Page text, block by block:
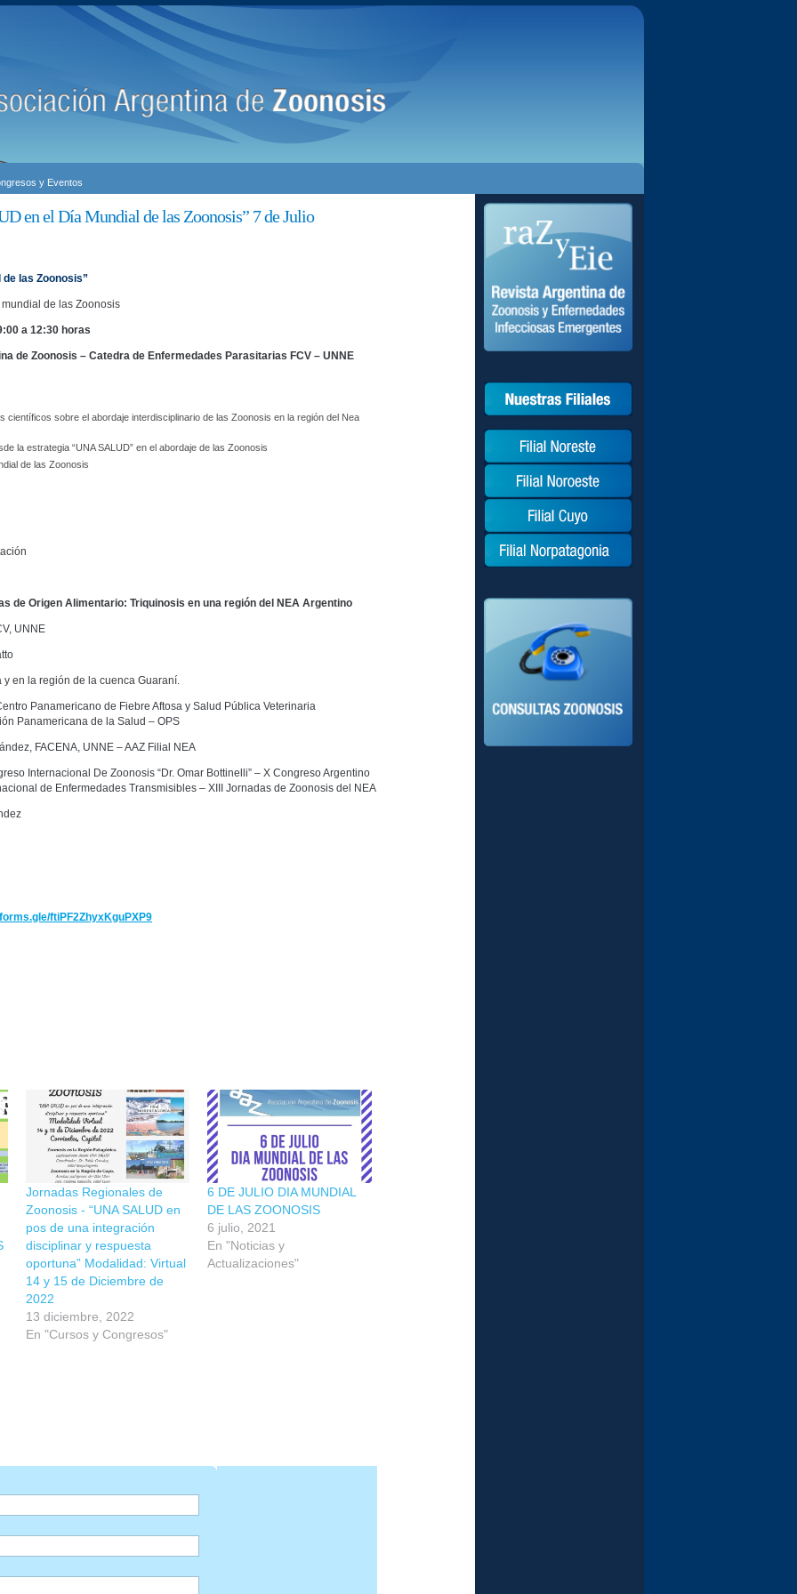
y Eventos
en el Día Mundial de las Zoonosis” 7 de Julio
de las Zoonosis”
de las Zoonosis
a 12:30 horas
de Zoonosis – Catedra de Enfermedades Parasitarias FCV – UNNE
científicos sobre el abordaje interdisciplinario de las Zoonosis en la región del Nea
la estrategia “UNA SALUD” en el abordaje de las Zoonosis
de las Zoonosis
de Origen Alimentario: Triquinosis en una región del NEA Argentino
UNNE
y en la región de la cuenca Guaraní.
Panamericano de Fiebre Aftosa y Salud Pública Veterinaria
Panamericana de la Salud – OPS
FACENA, UNNE – AAZ Filial NEA
Internacional De Zoonosis “Dr. Omar Bottinelli” – X Congreso Argentino
de Enfermedades Transmisibles – XIII Jornadas de Zoonosis del NEA
ftiPF2ZhyxKguPXP9
Jornadas Regionales de
Zoonosis - “UNA SALUD en
pos de una integración
disciplinar y respuesta
oportuna” Modalidad: Virtual
14 y 15 de Diciembre de
2022
13 diciembre, 2022
En "Cursos y Congresos"
6 DE JULIO DIA MUNDIAL
DE LAS ZOONOSIS
6 julio, 2021
En "Noticias y
Actualizaciones"